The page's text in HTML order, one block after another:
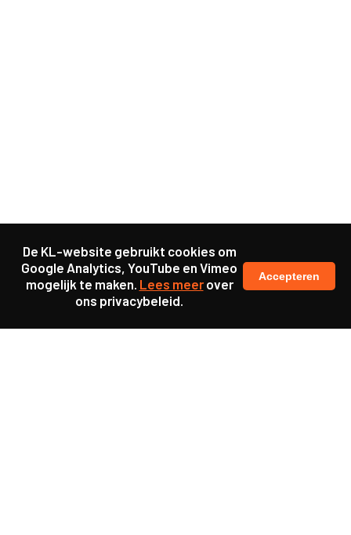
De KL-website gebruikt cookies om
Google Analytics, YouTube en Vimeo
mogelijk te maken. Lees meerover
ons privacybeleid.
Accepteren